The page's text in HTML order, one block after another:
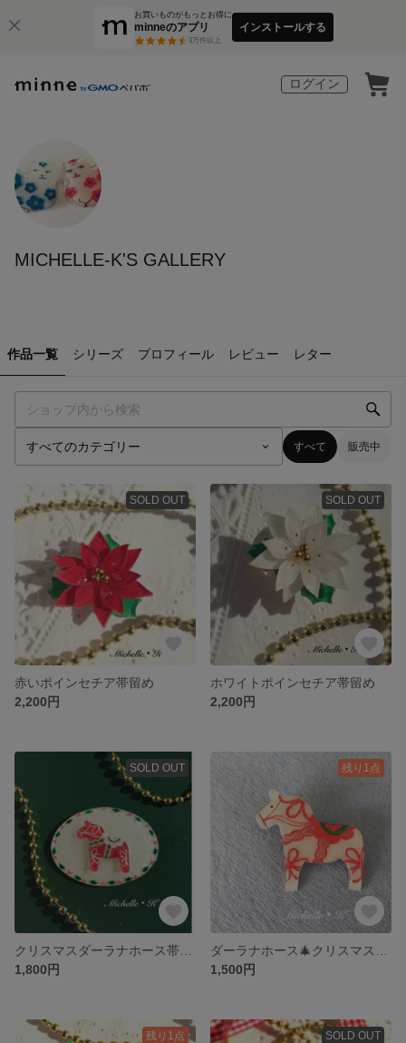
お買いものがもっとお得に
minneのアプリ
3万件以上
インストールする
ログイン
MICHELLE-K'S GALLERY
作品一覧 シリーズ プロフィール レビュー レター
すべて 販売中
SOLD OUT
赤いポインセチア帯留め
2,200円
SOLD OUT
ホワイトポインセチア帯留め
2,200円
SOLD OUT
1,800円
残り1点
1,500円
残り1点 SOLD OUT